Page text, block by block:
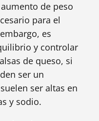
de peso
para el
es
y controlar
de queso, si
ser un
ser altas en
y sodio.